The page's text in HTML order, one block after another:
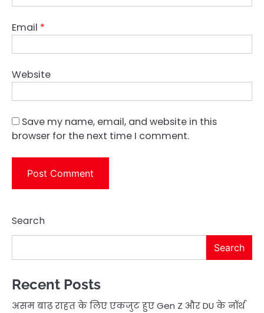
Email *
Website
Save my name, email, and website in this
browser for the next time I comment.
Search
Search
Recent Posts
असम बाढ़ राहत के लिए एकजुट हुए Gen Z और DU के नॉर्थ